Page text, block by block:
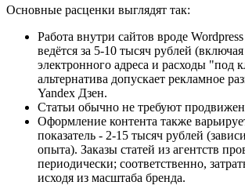
Основные расценки выглядят так:
Работа внутри сайтов вроде Wordpress
ведётся за 5-10 тысяч рублей
электронного адреса и расходы "под
альтернатива допускает рекламное
Yandex Дзен.
Статьи обычно не требуют
Оформление контента также
показатель - 2-15 тысяч рублей
опыта). Заказы статей из агентств
периодически; соответственно,
исходя из масштаба бренда.